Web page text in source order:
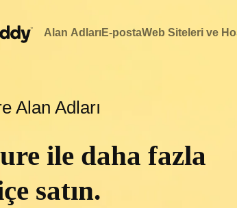
Alan AdlarıE-postaWeb Siteleri ve
Alan Adları
ile daha fazla
satın.